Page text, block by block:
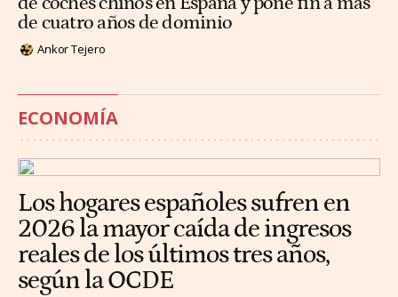
de cuatro años de dominio
Ankor Tejero
ECONOMÍA
Los hogares españoles sufren en
2026 la mayor caída de ingresos
reales de los últimos tres años,
según la OCDE